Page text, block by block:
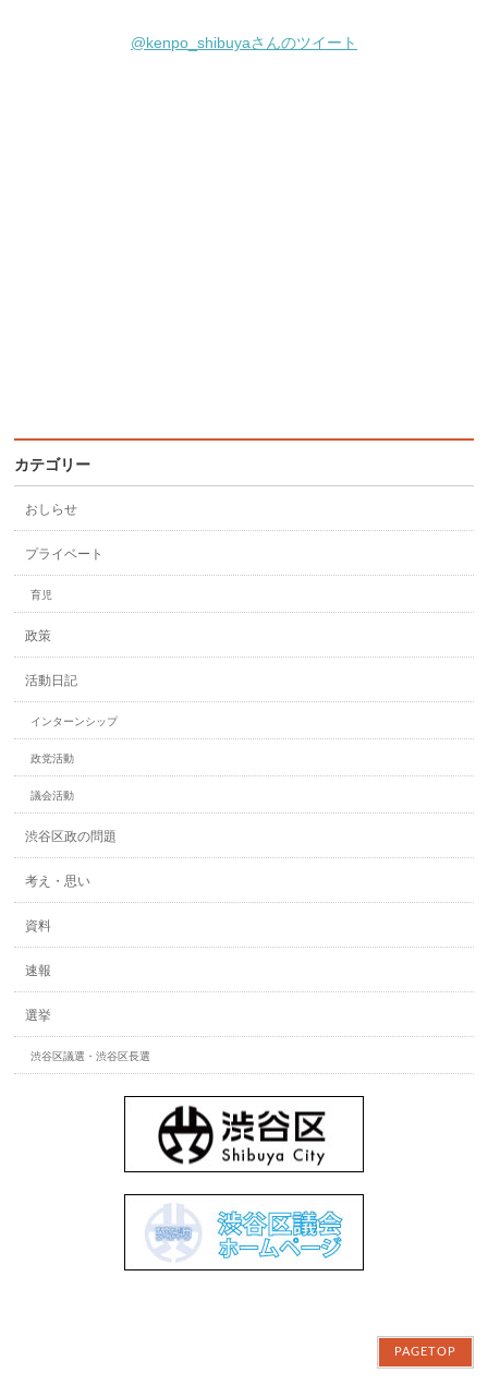
@kenpo_shibuyaさんのツイート
カテゴリー
おしらせ
プライベート
育児
政策
活動日記
インターンシップ
政党活動
議会活動
渋谷区政の問題
考え・思い
資料
速報
選挙
渋谷区議選・渋谷区長選
PAGETOP